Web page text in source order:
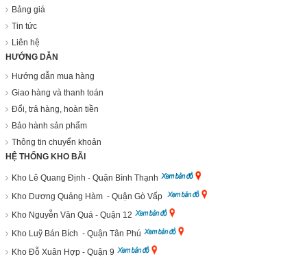
Bảng giá
Tin tức
Liên hệ
HƯỚNG DẪN
Hướng dẫn mua hàng
Giao hàng và thanh toán
Đổi, trả hàng, hoàn tiền
Bảo hành sản phẩm
Thông tin chuyển khoản
HỆ THỐNG KHO BÃI
Kho Lê Quang Định - Quận Bình Thạnh
Kho Dương Quảng Hàm - Quận Gò Vấp
Kho Nguyễn Văn Quá - Quận 12
Kho Luỹ Bán Bích - Quận Tân Phú
Kho Đỗ Xuân Hợp - Quận 9